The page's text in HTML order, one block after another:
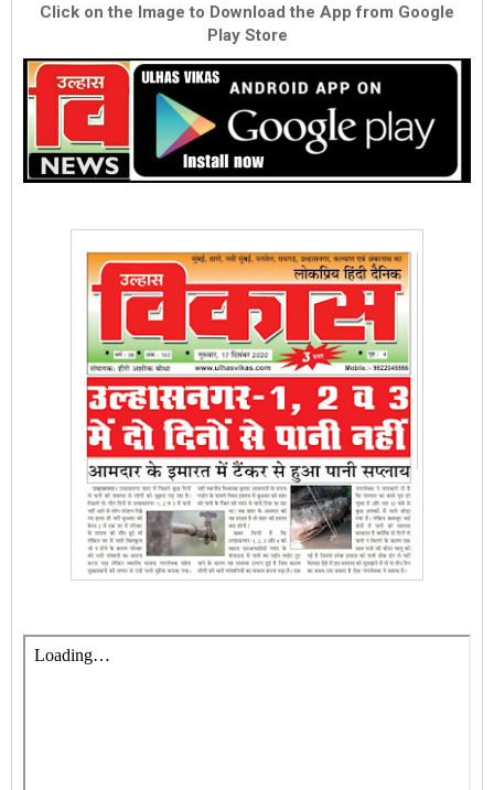
Click on the Image to Download the App from Google
Play Store